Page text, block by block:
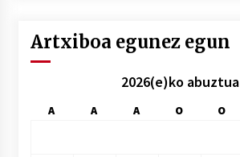
Artxiboa egunez egun
2026(e)ko abuztua
A A A O O